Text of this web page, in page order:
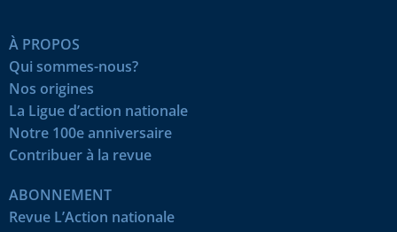
À PROPOS
Qui sommes-nous?
Nos origines
La Ligue d’action nationale
Notre 100e anniversaire
Contribuer à la revue
ABONNEMENT
Revue L’Action nationale